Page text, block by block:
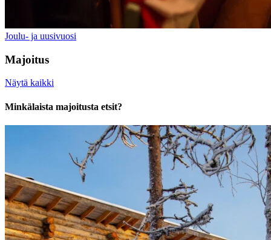
Joulu- ja uusivuosi
Majoitus
Näytä kaikki
Minkälaista majoitusta etsit?